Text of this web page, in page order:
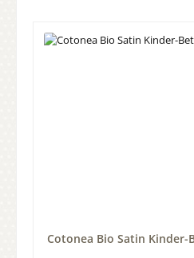
Cotonea Bio Satin Kinder-